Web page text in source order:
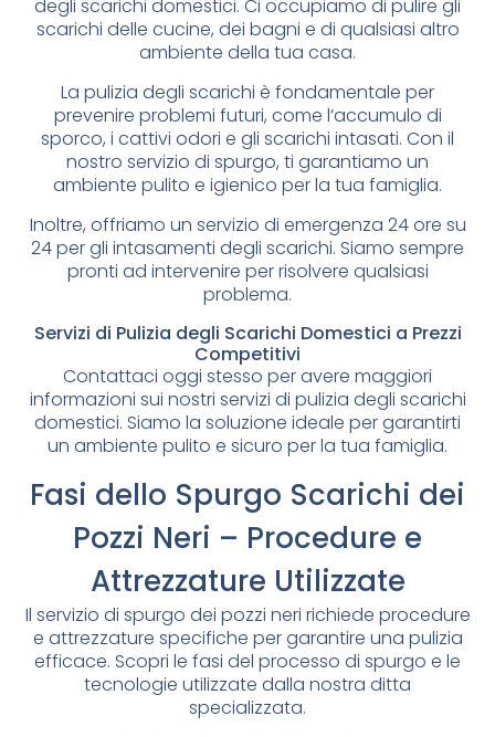
degli scarichi domestici. Ci occupiamo di pulire gli
scarichi delle cucine, dei bagni e di qualsiasi altro
ambiente della tua casa.
La pulizia degli scarichi è fondamentale per
prevenire problemi futuri, come l’accumulo di
sporco, i cattivi odori e gli scarichi intasati. Con il
nostro servizio di spurgo, ti garantiamo un
ambiente pulito e igienico per la tua famiglia.
Inoltre, offriamo un servizio di emergenza 24 ore su
24 per gli intasamenti degli scarichi. Siamo sempre
pronti ad intervenire per risolvere qualsiasi
problema.
Servizi di Pulizia degli Scarichi Domestici a Prezzi
Competitivi
Contattaci oggi stesso per avere maggiori
informazioni sui nostri servizi di pulizia degli scarichi
domestici. Siamo la soluzione ideale per garantirti
un ambiente pulito e sicuro per la tua famiglia.
Fasi dello Spurgo Scarichi dei
Pozzi Neri – Procedure e
Attrezzature Utilizzate
Il servizio di spurgo dei pozzi neri richiede procedure
e attrezzature specifiche per garantire una pulizia
efficace. Scopri le fasi del processo di spurgo e le
tecnologie utilizzate dalla nostra ditta
specializzata.